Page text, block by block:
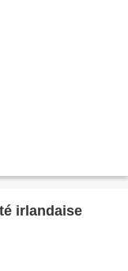
irlandaise